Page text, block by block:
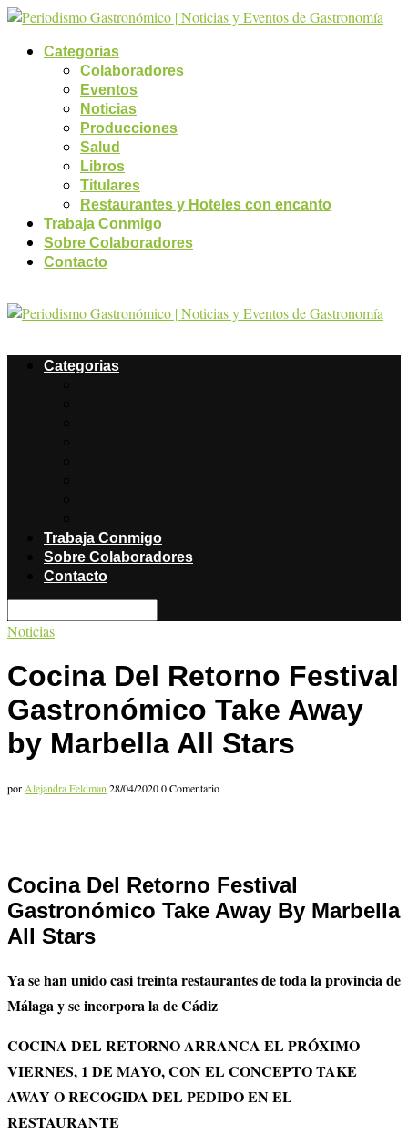
Categorias
Colaboradores
Eventos
Noticias
Producciones
Salud
Libros
Titulares
Restaurantes y Hoteles con encanto
Trabaja Conmigo
Sobre Colaboradores
Contacto
Categorias
Trabaja Conmigo
Sobre Colaboradores
Contacto
Noticias
Cocina Del Retorno Festival
Gastronómico Take Away
by Marbella All Stars
por Alejandra Feldman 28/04/20200 Comentario
Cocina Del Retorno Festival
Gastronómico Take Away By Marbella
All Stars
Ya se han unido casi treinta restaurantes de toda la provincia de
Málaga y se incorpora la de Cádiz
COCINA DEL RETORNO ARRANCA EL PRÓXIMO
VIERNES, 1 DE MAYO, CON EL CONCEPTO TAKE
AWAY O RECOGIDA DEL PEDIDO EN EL
RESTAURANTE